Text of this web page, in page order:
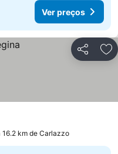
Ver preços
Partilhar
16.2 km de Carlazzo